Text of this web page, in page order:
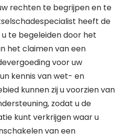
rechten te begrijpen en te
heeft de
te begeleiden door het
het claimen van een
voor uw
kennis van wet- en
kunnen zij u voorzien van
zodat u de
kunt verkrijgen waar u
van een